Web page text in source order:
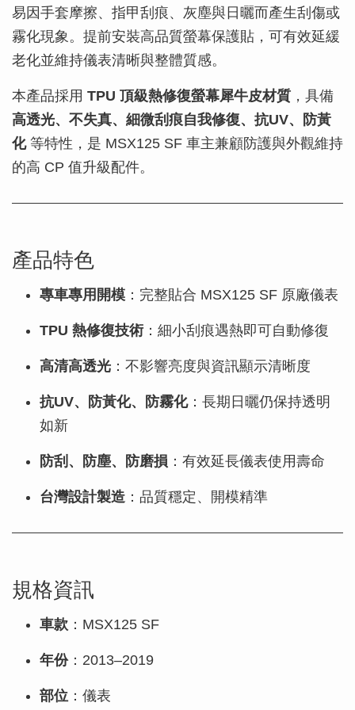
易因手套摩擦、指甲刮痕、灰塵與日曬而產生刮傷或
霧化現象。提前安裝高品質螢幕保護貼，可有效延緩
老化並維持儀表清晰與整體質感。
本產品採用 TPU 頂級熱修復螢幕犀牛皮材質 ，具備
高透光、不失真、細微刮痕自我修復、抗UV、防黃
化等特性，是 MSX125 SF 車主兼顧防護與外觀維持
的高 CP 值升級配件。
產品特色
專車專用開模 ：完整貼合 MSX125 SF 原廠儀表
TPU 熱修復技術：細小刮痕遇熱即可自動修復
高清高透光 ：不影響亮度與資訊顯示清晰度
抗UV、防黃化、防霧化：長期日曬仍保持透明
如新
防刮、防塵、防磨損 ：有效延長儀表使用壽命
台灣設計製造 ：品質穩定、開模精準
規格資訊
車款 ：MSX125 SF
年份：2013–2019
部位 ：儀表